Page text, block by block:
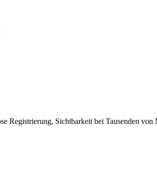
Registrierung, Sichtbarkeit bei Tausenden